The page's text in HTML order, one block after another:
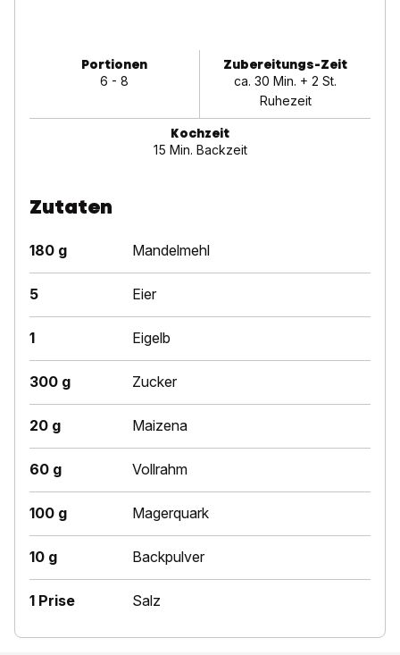
Portionen
6 - 8
Zubereitungs-Zeit
ca. 30 Min. + 2 St.
Ruhezeit
Kochzeit
15 Min. Backzeit
Zutaten
180 g Mandelmehl
5 Eier
1 Eigelb
300 g Zucker
20 g Maizena
60 g Vollrahm
100 g Magerquark
10 g Backpulver
1 Prise Salz